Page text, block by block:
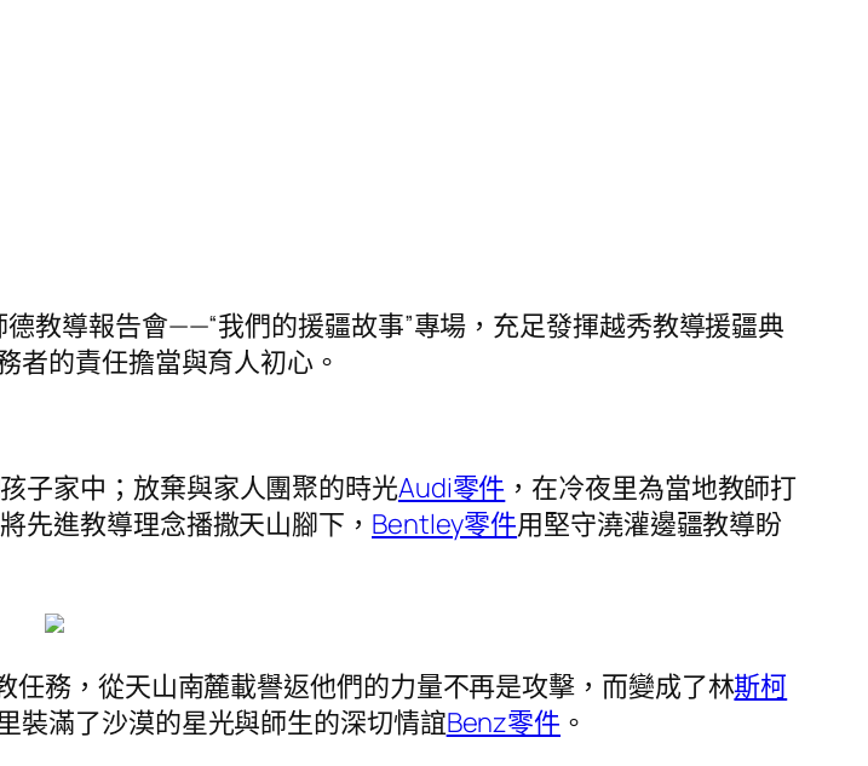
教導報告會——“我們的援疆故事”專場，充足發揮越秀教導援疆典
者的責任擔當與育人初心。
子家中；放棄與家人團聚的時光Audi零件 ，在冷夜里為當地教師打
先進教導理念播撒天山腳下， Bentley零件用堅守澆灌邊疆教導盼
務，從天山南麓載譽返他們的力量不再是攻擊，而變成了林斯柯
裝滿了沙漠的星光與師生的深切情誼Benz零件 。